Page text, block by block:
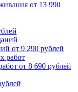
от 13 990
от 9 290 рублей
от 8 690 рублей